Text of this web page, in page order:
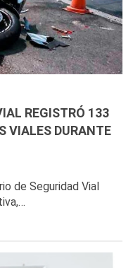
REGISTRÓ 133
VIALES DURANTE
de Seguridad Vial